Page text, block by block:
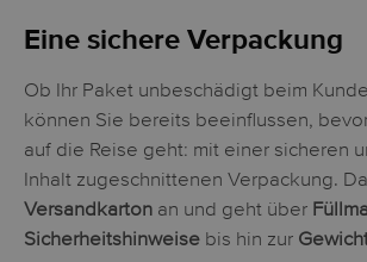
Eine sichere Verpackung
Ob Ihr Paket unbeschädigt beim
können Sie bereits beeinflussen,
auf die Reise geht: mit einer sicheren
Inhalt zugeschnittenen Verpackung.
Versandkarton an und geht über
Sicherheitshinweise bis hin zur